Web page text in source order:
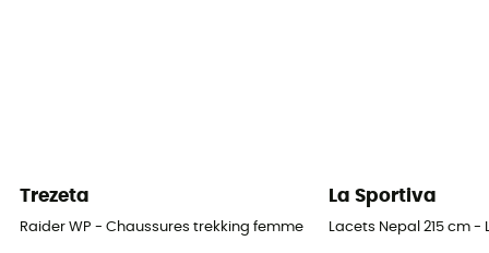
Trezeta
Raider WP - Chaussures trekking femme
La Sportiva
Lacets Nepal 215 cm